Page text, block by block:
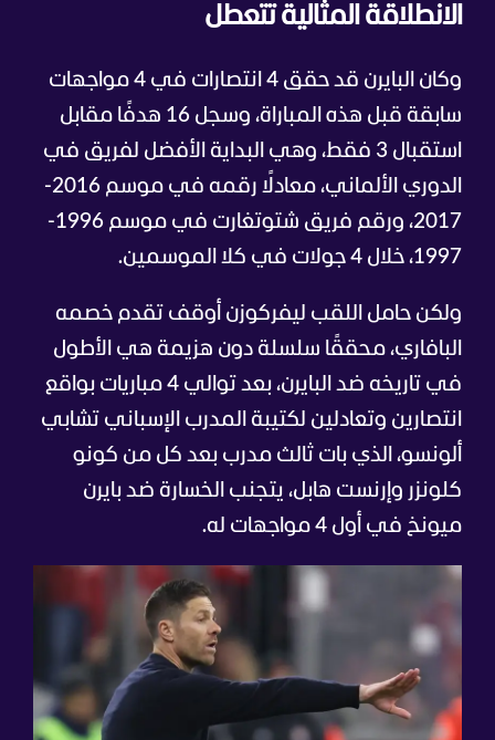
الانطلاقة المثالية تتعطل
وكان البايرن قد حقق 4 انتصارات في 4 مواجهات
سابقة قبل هذه المباراة، وسجل 16 هدفًا مقابل
استقبال 3 فقط، وهي البداية الأفضل لفريق في
الدوري الألماني، معادلًا رقمه في موسم 2016-
2017، ورقم فريق شتوتغارت في موسم 1996-
1997، خلال 4 جولات في كلا الموسمين.
ولكن حامل اللقب ليفركوزن أوقف تقدم خصمه
البافاري، محققًا سلسلة دون هزيمة هي الأطول
في تاريخه ضد البايرن، بعد توالي 4 مباريات بواقع
انتصارين وتعادلين لكتيبة المدرب الإسباني تشابي
ألونسو، الذي بات ثالث مدرب بعد كل من كونو
كلونزر وإرنست هابل، يتجنب الخسارة ضد بايرن
ميونخ في أول 4 مواجهات له.